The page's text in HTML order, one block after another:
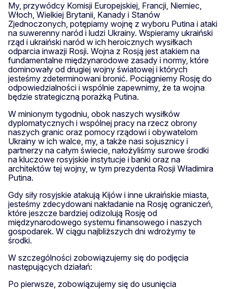
My, przywódcy Komisji Europejskiej, Francji, Niemiec,
Włoch, Wielkiej Brytanii, Kanady i Stanów
Zjednoczonych, potępiamy wojnę z wyboru Putina i ataki
na suwerenny naród i ludzi Ukrainy. Wspieramy ukraiński
rząd i ukraiński naród w ich heroicznych wysiłkach
odparcia inwazji Rosji. Wojna z Rosją jest atakiem na
fundamentalne międzynarodowe zasady i normy, które
dominowały od drugiej wojny światowej i których
jesteśmy zdeterminowani bronić. Pociągniemy Rosję do
odpowiedzialności i wspólnie zapewnimy, że ta wojna
będzie strategiczną porażką Putina.
W minionym tygodniu, obok naszych wysiłków
dyplomatycznych i wspólnej pracy na rzecz obrony
naszych granic oraz pomocy rządowi i obywatelom
Ukrainy w ich walce, my, a także nasi sojusznicy i
partnerzy na całym świecie, nałożyliśmy surowe środki
na kluczowe rosyjskie instytucje i banki oraz na
architektów tej wojny, w tym prezydenta Rosji Władimira
Putina.
Gdy siły rosyjskie atakują Kijów i inne ukraińskie miasta,
jesteśmy zdecydowani nakładanie na Rosję ograniczeń,
które jeszcze bardziej odizolują Rosję od
międzynarodowego systemu finansowego i naszych
gospodarek. W ciągu najbliższych dni wdrożymy te
środki.
W szczególności zobowiązujemy się do podjęcia
następujących działań:
Po pierwsze, zobowiązujemy się do usunięcia